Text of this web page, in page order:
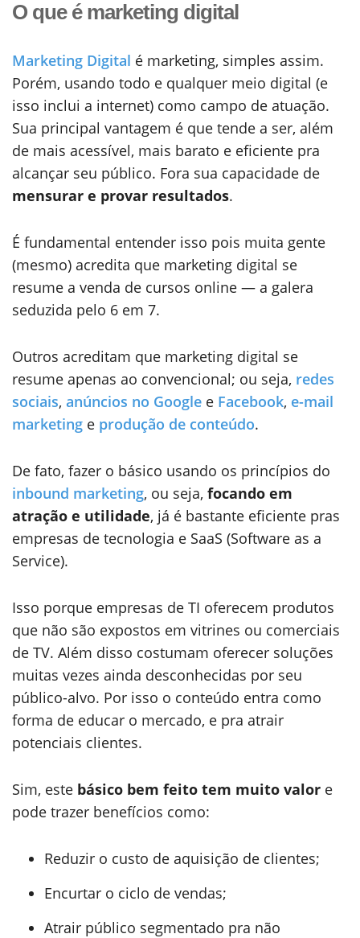
O que é marketing digital
Marketing Digital é marketing, simples assim.
Porém, usando todo e qualquer meio digital (e
isso inclui a internet) como campo de atuação.
Sua principal vantagem é que tende a ser, além
de mais acessível, mais barato e eficiente pra
alcançar seu público. Fora sua capacidade de
mensurar e provar resultados.
É fundamental entender isso pois muita gente
(mesmo) acredita que marketing digital se
resume a venda de cursos online — a galera
seduzida pelo 6 em 7.
Outros acreditam que marketing digital se
resume apenas ao convencional; ou seja, redes
sociais, anúncios no Google e Facebook, e-mail
marketing e produção de conteúdo.
De fato, fazer o básico usando os princípios do
inbound marketing, ou seja, focando em
atração e utilidade, já é bastante eficiente pras
empresas de tecnologia e SaaS (Software as a
Service).
Isso porque empresas de TI oferecem produtos
que não são expostos em vitrines ou comerciais
de TV. Além disso costumam oferecer soluções
muitas vezes ainda desconhecidas por seu
público-alvo. Por isso o conteúdo entra como
forma de educar o mercado, e pra atrair
potenciais clientes.
Sim, este básico bem feito tem muito valor e
pode trazer benefícios como:
Reduzir o custo de aquisição de clientes;
Encurtar o ciclo de vendas;
Atrair público segmentado pra não